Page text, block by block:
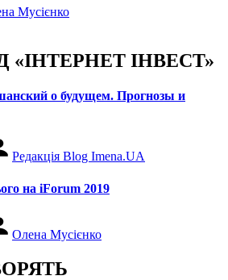
Мусієнко
«ІНТЕРНЕТ ІНВЕСТ»
о будущем. Прогнозы и
Редакція Blog Imena.UA
на iForum 2019
Олена Мусієнко